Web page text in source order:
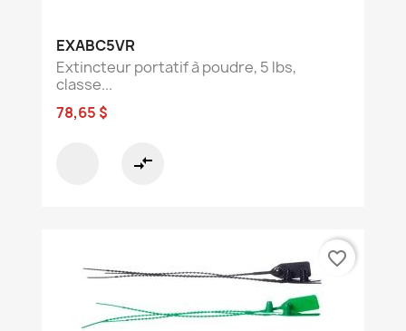
EXABC5VR
Extincteur portatif à poudre, 5 lbs,
classe...
78,65 $
compare_arrows
favorite_border